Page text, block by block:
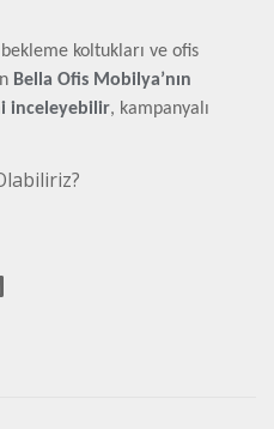
koltukları ve ofis
Bella Ofis Mobilya’nın
inceleyebilir, kampanyalı